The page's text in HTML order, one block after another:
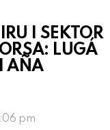
I SEKTOR
LUGÁ
AÑA
pm